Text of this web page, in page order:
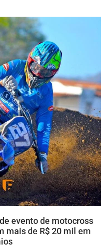
evento de motocross
mais de R$ 20 mil em